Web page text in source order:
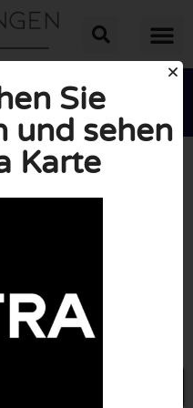
 
10/10
Sie
und sehen
Karte